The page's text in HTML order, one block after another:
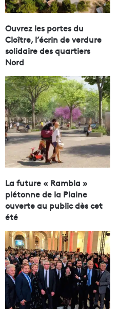
Ouvrez les portes du
Cloître, l’écrin de verdure
solidaire des quartiers
Nord
La future « Rambla »
piétonne de la Plaine
ouverte au public dès cet
été